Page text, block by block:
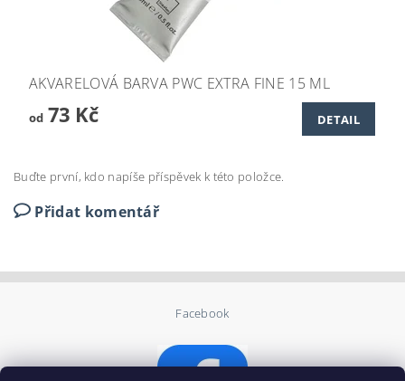
AKVARELOVÁ BARVA PWC EXTRA FINE 15 ML
od73 Kč DETAIL
Buďte první, kdo napíše příspěvek k této položce.
Přidat komentář
Facebook